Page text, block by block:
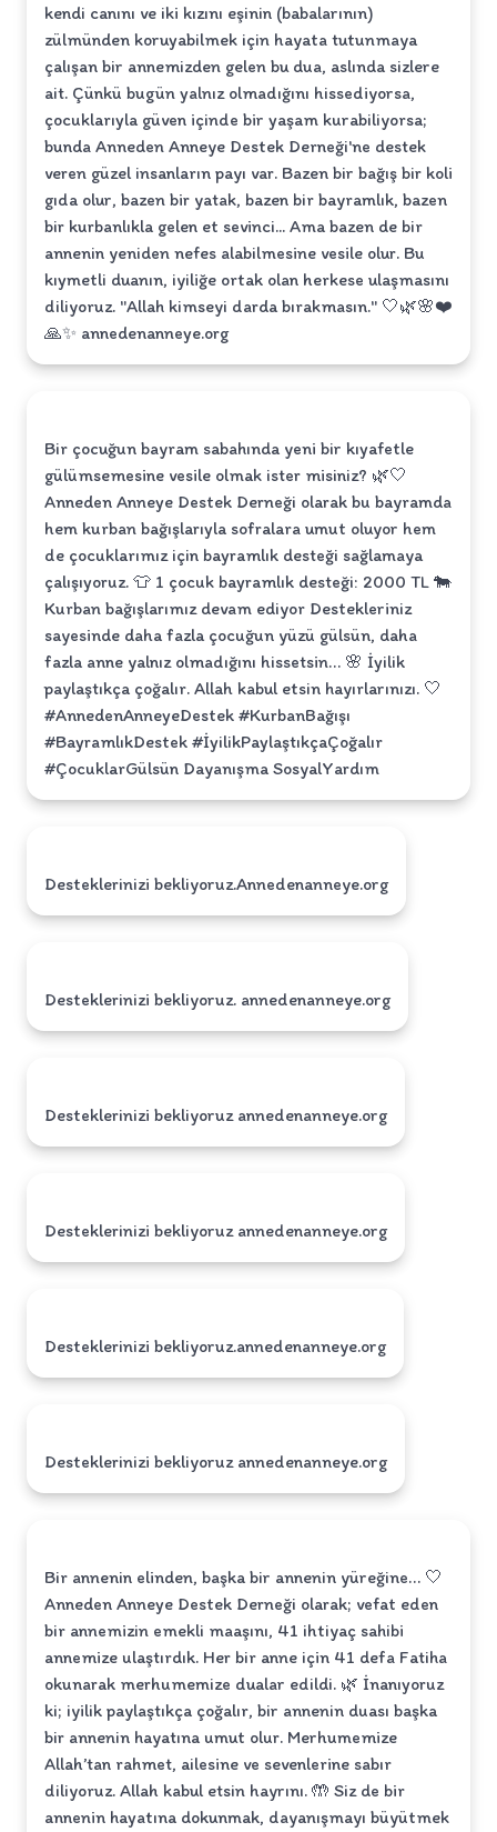
kendi canını ve iki kızını eşinin (babalarının)
zülmünden koruyabilmek için hayata tutunmaya
çalışan bir annemizden gelen bu dua, aslında sizlere
ait. Çünkü bugün yalnız olmadığını hissediyorsa,
çocuklarıyla güven içinde bir yaşam kurabiliyorsa;
bunda Anneden Anneye Destek Derneği'ne destek
veren güzel insanların payı var. Bazen bir bağış bir koli
gıda olur, bazen bir yatak, bazen bir bayramlık, bazen
bir kurbanlıkla gelen et sevinci... Ama bazen de bir
annenin yeniden nefes alabilmesine vesile olur. Bu
kıymetli duanın, iyiliğe ortak olan herkese ulaşmasını
diliyoruz. "Allah kimseyi darda bırakmasın." 🤍🌿🌸❤️
🙏✨️ annedenanneye.org
Bir çocuğun bayram sabahında yeni bir kıyafetle
gülümsemesine vesile olmak ister misiniz? 🌿🤍
Anneden Anneye Destek Derneği olarak bu bayramda
hem kurban bağışlarıyla sofralara umut oluyor hem
de çocuklarımız için bayramlık desteği sağlamaya
çalışıyoruz. 👕 1 çocuk bayramlık desteği: 2000 TL 🐄
Kurban bağışlarımız devam ediyor Destekleriniz
sayesinde daha fazla çocuğun yüzü gülsün, daha
fazla anne yalnız olmadığını hissetsin… 🌸 İyilik
paylaştıkça çoğalır. Allah kabul etsin hayırlarınızı. 🤍
#AnnedenAnneyeDestek #KurbanBağışı
#BayramlıkDestek #İyilikPaylaştıkçaÇoğalır
#ÇocuklarGülsün Dayanışma SosyalYardım
Desteklerinizi bekliyoruz.Annedenanneye.org
Desteklerinizi bekliyoruz. annedenanneye.org
Desteklerinizi bekliyoruz annedenanneye.org
Desteklerinizi bekliyoruz annedenanneye.org
Desteklerinizi bekliyoruz.annedenanneye.org
Desteklerinizi bekliyoruz annedenanneye.org
Bir annenin elinden, başka bir annenin yüreğine… 🤍
Anneden Anneye Destek Derneği olarak; vefat eden
bir annemizin emekli maaşını, 41 ihtiyaç sahibi
annemize ulaştırdık. Her bir anne için 41 defa Fatiha
okunarak merhumemize dualar edildi. 🌿 İnanıyoruz
ki; iyilik paylaştıkça çoğalır, bir annenin duası başka
bir annenin hayatına umut olur. Merhumemize
Allah’tan rahmet, ailesine ve sevenlerine sabır
diliyoruz. Allah kabul etsin hayrını. 🤲 Siz de bir
annenin hayatına dokunmak, dayanışmayı büyütmek